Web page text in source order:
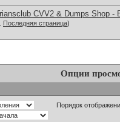
CVV2 & Dumps Shop -
Последняя страница)
Опции
Порядок